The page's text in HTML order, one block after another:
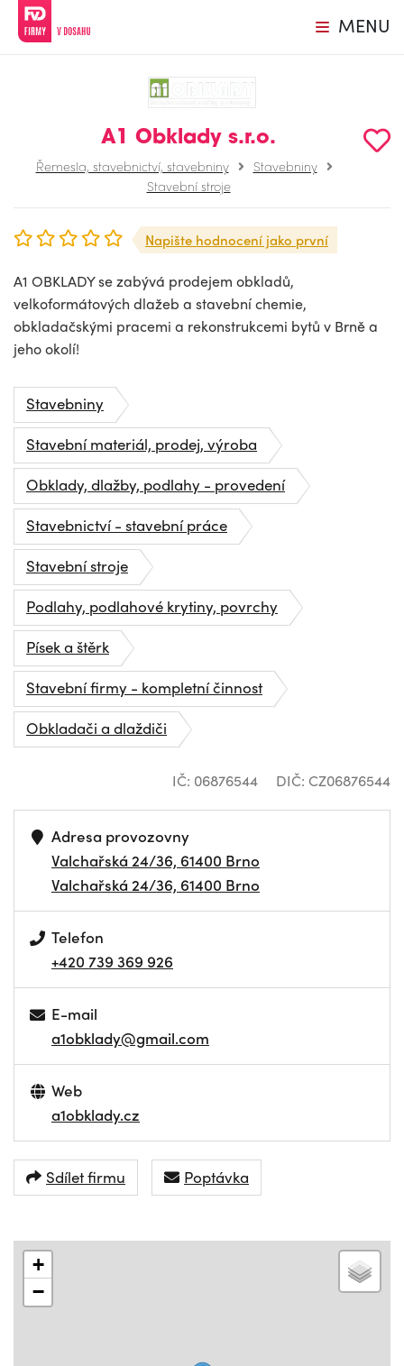
MENU
A1 Obklady s.r.o.
Řemesla, stavebnictví, stavebniny
Stavebniny
Stavební stroje
Napište hodnocení jako první
A1 OBKLADY se zabývá prodejem obkladů,
velkoformátových dlažeb a stavební chemie,
obkladačskými pracemi a rekonstrukcemi bytů v Brně a
jeho okolí!
Stavebniny
Stavební materiál, prodej, výroba
Obklady, dlažby, podlahy - provedení
Stavebnictví - stavební práce
Stavební stroje
Podlahy, podlahové krytiny, povrchy
Písek a štěrk
Stavební firmy - kompletní činnost
Obkladači a dlaždiči
IČ: 06876544 DIČ: CZ06876544
Adresa provozovny
Valchařská 24/36, 61400 Brno
Valchařská 24/36, 61400 Brno
Telefon
+420 739 369 926
E-mail
a1obklady@gmail.com
Web
a1obklady.cz
Sdílet firmu Poptávka
+
−